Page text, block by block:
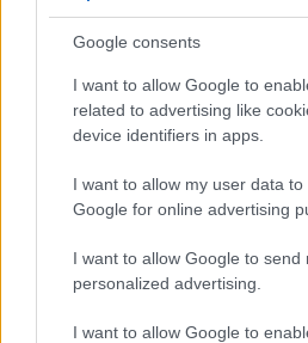
Google consents
I want to allow Google to
related to advertising like
device identifiers in apps.
I want to allow my user data
Google for online advertising
I want to allow Google to send
personalized advertising.
I want to allow Google to
Camilla Bellini
Camilla Bellini, ex
trasformò la visita a
progetto multimediale:
redazione sostiene
sulle piccole botteghe